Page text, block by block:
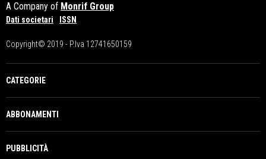
A Company of Monrif Group
Dati societari ISSN
Copyright© 2019 - P.Iva 12741650159
CATEGORIE
ABBONAMENTI
PUBBLICITÀ